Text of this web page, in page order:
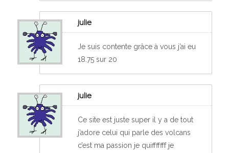
julie
Je suis contente grâce à vous j’ai eu
18.75 sur 20
julie
Ce site est juste super il y a de tout
j’adore celui qui parle des volcans
c’est ma passion je quifffffff je